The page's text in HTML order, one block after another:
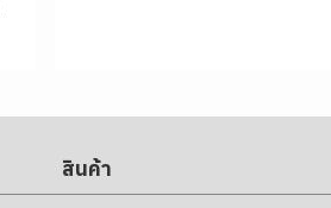
สินค้า